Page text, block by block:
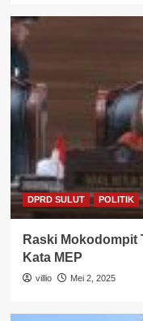
DPRD SULUT POLITIK
Raski Mokodompit
Kata MEP
villio Mei 2, 2025